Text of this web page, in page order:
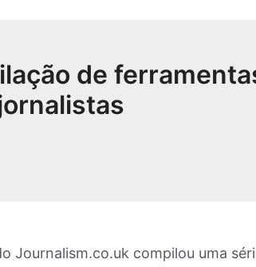
de
Journalism.co.uk compilou uma